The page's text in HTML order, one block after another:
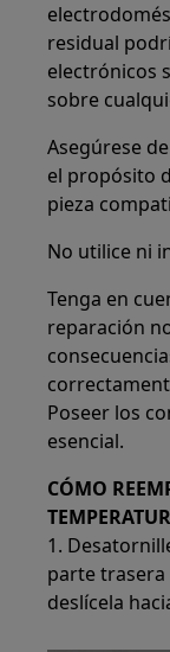
residual
electrónicos
sobre
Asegúrese
el propósito
pieza
No utilice ni
Tenga en
reparación
Poseer los
esencial.
CÓMO
1.
parte trasera
deslícela